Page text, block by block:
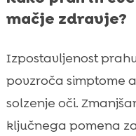
mačje zdravje?
Izpostavljenost
povzroča simptome
solzenje oči.
ključnega pomena